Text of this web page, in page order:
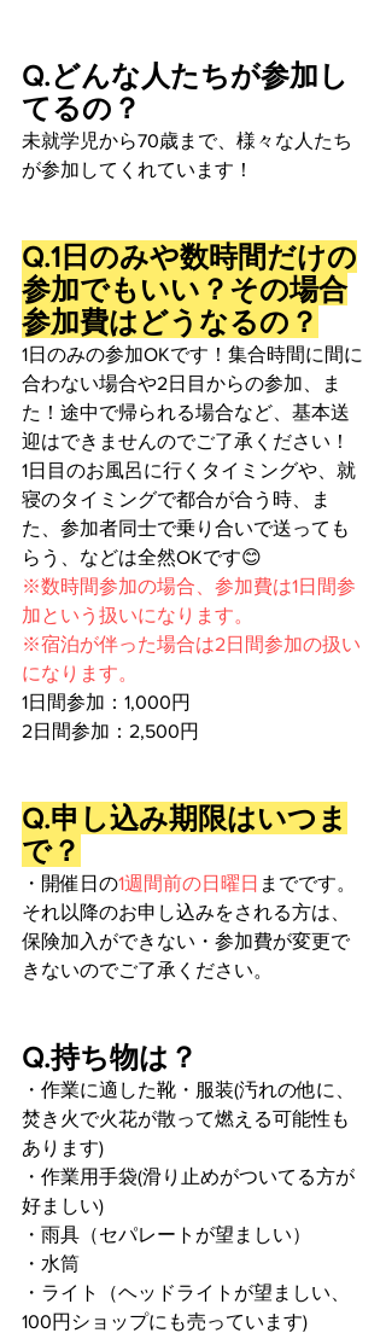
Q.どんな人たちが参加し
てるの？
未就学児から70歳まで、様々な人たち
が参加してくれています！
Q.1日のみや数時間だけの
参加でもいい？その場合
参加費はどうなるの？
1日のみの参加OKです！集合時間に間に
合わない場合や2日目からの参加、ま
た！途中で帰られる場合など、基本送
迎はできませんのでご了承ください！
1日目のお風呂に行くタイミングや、就
寝のタイミングで都合が合う時、ま
た、参加者同士で乗り合いで送っても
らう、などは全然OKです😊
※数時間参加の場合、参加費は1日間参
加という扱いになります。
※宿泊が伴った場合は2日間参加の扱い
になります。
1日間参加：1,000円
2日間参加：2,500円
Q.申し込み期限はいつま
で？
・開催日の1週間前の日曜日 までです。
それ以降のお申し込みをされる方は、
保険加入ができない・参加費が変更で
きないのでご了承ください。
Q.持ち物は？
・作業に適した靴・服装(汚れの他に、
焚き火で火花が散って燃える可能性も
あります)
・作業用手袋(滑り止めがついてる方が
好ましい)
・雨具（セパレートが望ましい）
・水筒
・ライト（ヘッドライトが望ましい、
100円ショップにも売っています)